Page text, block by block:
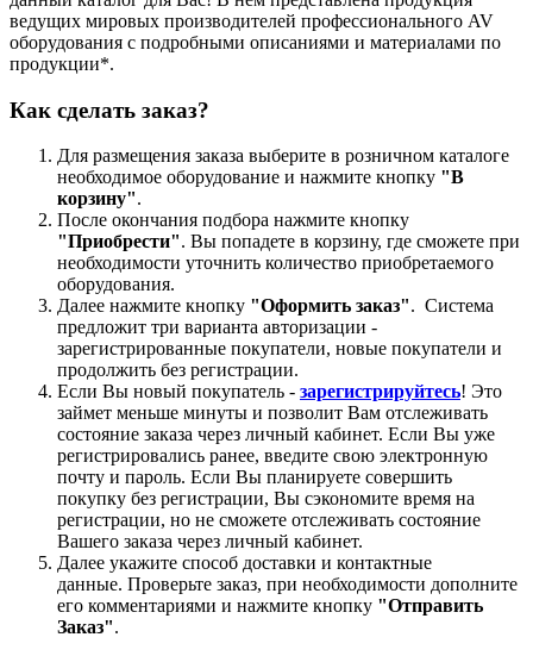
ведущих мировых производителей профессионального AV
оборудования с подробными описаниями и материалами по
продукции*.
Как сделать заказ?
Для размещения заказа выберите в розничном каталоге
необходимое оборудование и нажмите кнопку "В
корзину".
После окончания подбора нажмите кнопку
"Приобрести". Вы попадете в корзину, где сможете при
необходимости уточнить количество приобретаемого
оборудования.
Далее нажмите кнопку "Оформить заказ". Система
предложит три варианта авторизации -
зарегистрированные покупатели, новые покупатели и
продолжить без регистрации.
Если Вы новый покупатель - зарегистрируйтесь! Это
займет меньше минуты и позволит Вам отслеживать
состояние заказа через личный кабинет. Если Вы уже
регистрировались ранее, введите свою электронную
почту и пароль. Если Вы планируете совершить
покупку без регистрации, Вы сэкономите время на
регистрации, но не сможете отслеживать состояние
Вашего заказа через личный кабинет.
Далее укажите способ доставки и контактные
данные. Проверьте заказ, при необходимости дополните
его комментариями и нажмите кнопку "Отправить
Заказ".